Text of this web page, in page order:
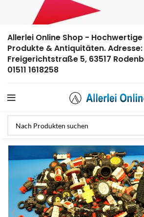
Allerlei Online Shop -
Produkte & Antiquitäten. Adresse:
Freigerichtstraße 5, 63517
01511 1618258